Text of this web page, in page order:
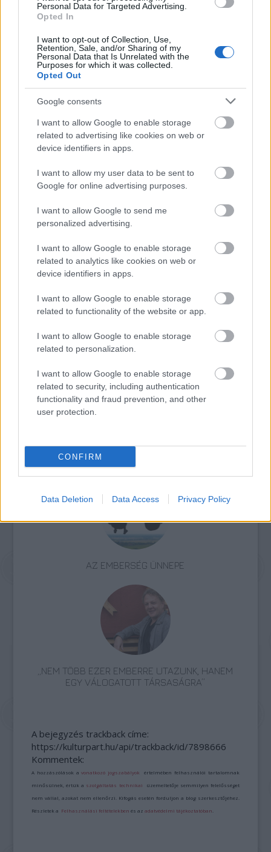
Personal Data for Targeted Advertising.
Opted In
I want to opt-out of Collection, Use,
Retention, Sale, and/or Sharing of my
Personal Data that Is Unrelated with the
Purposes for which it was collected.
Opted Out
Google consents
I want to allow Google to enable storage
related to advertising like cookies on web or
device identifiers in apps.
I want to allow my user data to be sent to
Google for online advertising purposes.
I want to allow Google to send me
personalized advertising.
I want to allow Google to enable storage
related to analytics like cookies on web or
device identifiers in apps.
I want to allow Google to enable storage
related to functionality of the website or app.
I want to allow Google to enable storage
related to personalization.
I want to allow Google to enable storage
related to security, including authentication
functionality and fraud prevention, and other
user protection.
CONFIRM
Data Deletion Data Access Privacy Policy
ki. A politikai pártok jobbára belenyugodtak a
egy iszlamista párt részéről érkeztek kritikák,
mert kifigurázták a párt elnökét - erre
azonban Khobza-kapitány rajongói
megadták a választ.
tunéziai képernyőkön is. Még nem született
megállapodás, de már több tunéziai és arab
tévé tett ajánlatot az epizódok sugárzására.
Az augusztusi ramadán böjti hónap idején,
amikor a tunéziaiak sokat tévéznek,
egyik adó.
két Pék elmondta: csak a kész epizódokat
hajlandók átadni, magának a figurának a
szerzői jogait nem. "Khobza kapitány minden
tunéziai közös tulajdona" - hangoztatják.
Ben Ali és az igazságszolgáltatás viszonyát
fogja elemezni. Egyelőre még csak a
Forrás: MTI
Facebook Média Tévé
AZ EMBERSÉG ÜNNEPE
„NEM TÖBB EZER EMBERRE UTAZUNK, HANEM
EGY VÁLOGATOTT TÁRSASÁGRA”
A bejegyzés trackback címe:
https://kulturpart.hu/api/trackback/id/7898666
Kommentek:
A hozzászólások avonatkozó jogszabályok értelmében felhasználói tartalomnak
minősülnek, értük a szolgáltatás technikai üzemeltetője semmilyen felelősséget
nem vállal, azokat nem ellenőrzi. Kifogás esetén forduljon a blog szerkesztőjéhez.
Részletek a Felhasználási feltételekben és azadatvédelmi tájékoztatóban